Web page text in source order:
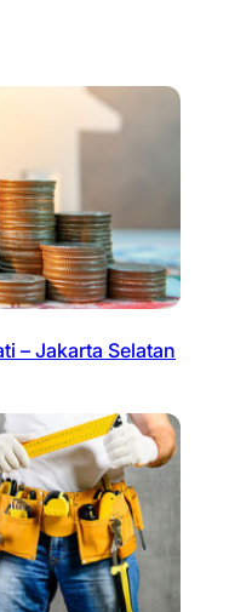
– Jakarta Selatan